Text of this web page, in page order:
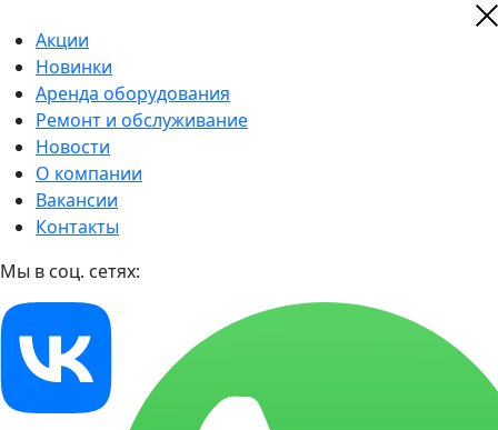
Акции
Новинки
Аренда оборудования
Ремонт и обслуживание
Новости
О компании
Вакансии
Контакты
Мы в соц. сетях: